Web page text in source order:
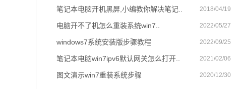
笔记本电脑开机黑屏,小编教你解决笔记.. 2018/04/19
电脑开不了机怎么重装系统win7.. 2022/05/27
windows7系统安装版步骤教程 2022/09/25
笔记本电脑win7ipv6默认网关怎么打开.. 2021/02/06
图文演示win7重装系统步骤 2020/12/30